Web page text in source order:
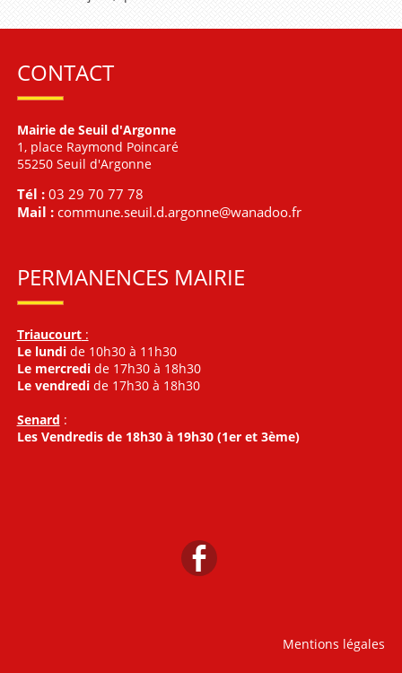
CONTACT
Mairie de Seuil d'Argonne
1, place Raymond Poincaré
55250 Seuil d'Argonne
Tél : 03 29 70 77 78
Mail : commune.seuil.d.argonne@wanadoo.fr
PERMANENCES MAIRIE
Triaucourt:
Le lundi de 10h30 à 11h30
Le mercredi de 17h30 à 18h30
Le vendredi de 17h30 à 18h30
Senard :
Les Vendredis de 18h30 à 19h30 (1er et 3ème)
Mentions légales